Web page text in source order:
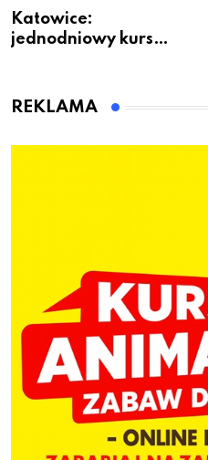
Katowice:
jednodniowy kurs
dzieci
REKLAMA